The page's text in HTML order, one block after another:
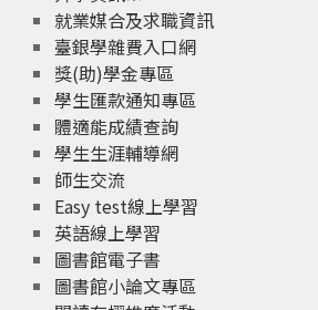
就業媒合及求職資訊
臺銀學雜費入口網
獎(助)學金專區
學生匯款通知專區
體適能成績查詢
學生生涯輔導網
師生交流
Easy test線上學習
英語線上學習
圖書館電子書
圖書館小論文專區